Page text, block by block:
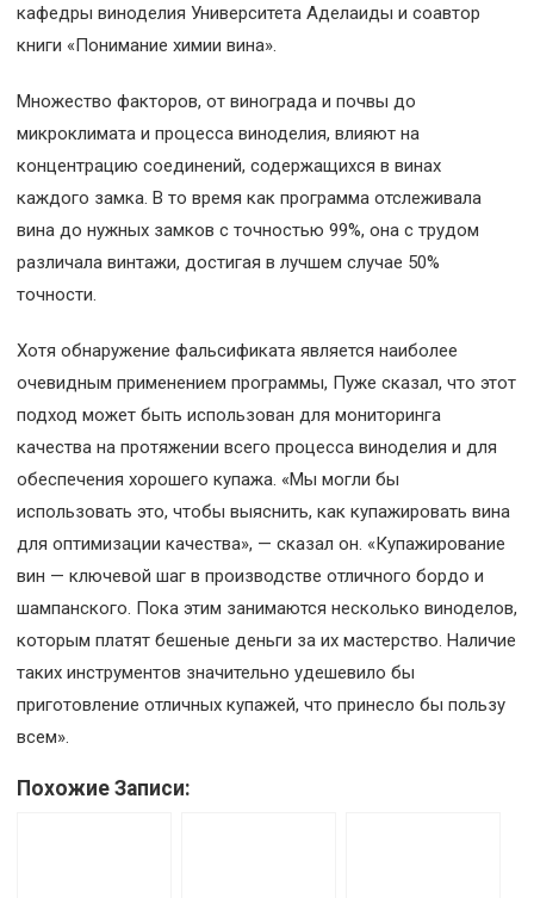
кафедры виноделия Университета Аделаиды и соавтор
книги «Понимание химии вина».
Множество факторов, от винограда и почвы до
микроклимата и процесса виноделия, влияют на
концентрацию соединений, содержащихся в винах
каждого замка. В то время как программа отслеживала
вина до нужных замков с точностью 99%, она с трудом
различала винтажи, достигая в лучшем случае 50%
точности.
Хотя обнаружение фальсификата является наиболее
очевидным применением программы, Пуже сказал, что этот
подход может быть использован для мониторинга
качества на протяжении всего процесса виноделия и для
обеспечения хорошего купажа. «Мы могли бы
использовать это, чтобы выяснить, как купажировать вина
для оптимизации качества», — сказал он. «Купажирование
вин — ключевой шаг в производстве отличного бордо и
шампанского. Пока этим занимаются несколько виноделов,
которым платят бешеные деньги за их мастерство. Наличие
таких инструментов значительно удешевило бы
приготовление отличных купажей, что принесло бы пользу
всем».
Похожие Записи: